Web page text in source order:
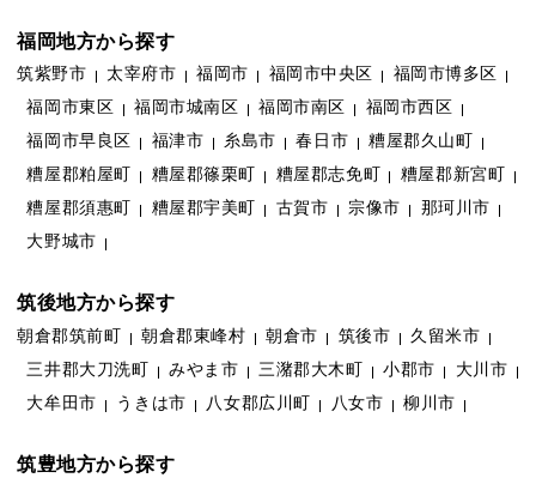
福岡地方から探す
筑紫野市 太宰府市 福岡市 福岡市中央区
福岡市博多区
福岡市東区
福岡市城南区 福岡市南区
福岡市西区
福岡市早良区
福津市 糸島市 春日市
糟屋郡久山町
糟屋郡粕屋町
糟屋郡篠栗町 糟屋郡志免町
糟屋郡新宮町
糟屋郡須惠町
糟屋郡宇美町 古賀市 宗像市
那珂川市
大野城市
筑後地方から探す
朝倉郡筑前町 朝倉郡東峰村 朝倉市 筑後市
久留米市
三井郡大刀洗町
みやま市 三潴郡大木町 小郡市
大川市
大牟田市
うきは市 八女郡広川町 八女市 柳川市
筑豊地方から探す